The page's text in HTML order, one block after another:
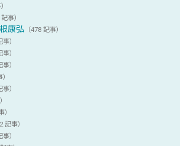
記事）
康弘 （478 記事）
事）
事）
事）
事）
）
記事）
事）